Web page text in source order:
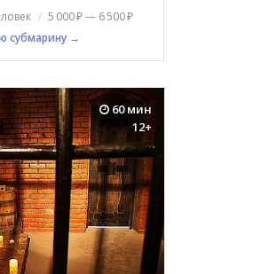
5 000 ₽ — 6 500 ₽
субмарину →
60 мин
12+